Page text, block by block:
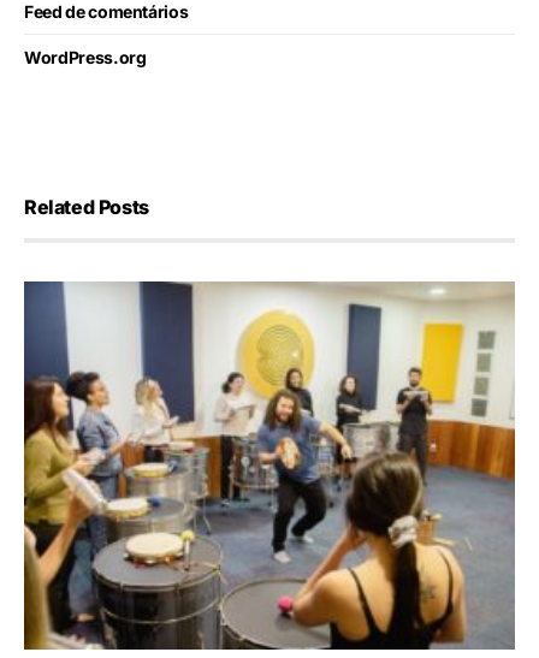
Feed de comentários
WordPress.org
Related Posts